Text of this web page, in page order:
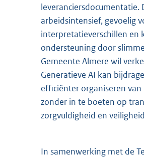
leveranciersdocumentatie.
arbeidsintensief, gevoelig
interpretatieverschillen en
ondersteuning door
Gemeente Almere wil
Generatieve AI kan
efficiënter organiseren van
zonder in te boeten op
zorgvuldigheid en
In samenwerking met de